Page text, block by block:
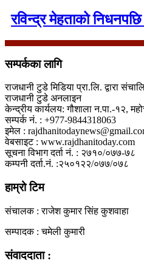
रविन्द्र मेहताको
सम्पर्कका लागि
राजधानी टुडे मिडिया प्रा.लि. द्वारा
राजधानी टुडे अनलाइन
केन्द्रीय कार्यलय: गौशाला न.पा.-१२,
सम्पर्क नं. : +977-9844318063
इमेल :
वेबसाइट : www.rajdhanitoday.com
सूचना विभाग दर्ता नं. : २७१०/०७७-७८
कम्पनी दर्ता.नं. :२५०१२२/०७७/०७८
हाम्रो टिम
संचालक : राजेश कुमार सिंह कुशवाहा
सम्पादक : चमेली कुमारी
संवाददाता :